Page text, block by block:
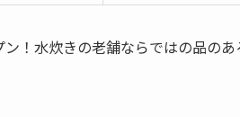
！水炊きの老舗ならではの品の